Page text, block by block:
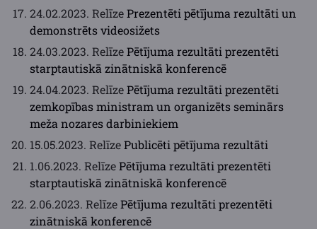
24.02.2023. RelīzePrezentēti pētījuma rezultāti un
demonstrēts videosižets
24.03.2023. RelīzePētījuma rezultāti prezentēti
starptautiskā zinātniskā konferencē
24.04.2023. RelīzePētījuma rezultāti prezentēti
zemkopības ministram un organizēts seminārs
meža nozares darbiniekiem
15.05.2023. RelīzePublicēti pētījuma rezultāti
1.06.2023. RelīzePētījuma rezultāti prezentēti
starptautiskā zinātniskā konferencē
2.06.2023. RelīzePētījuma rezultāti prezentēti
zinātniskā konferencē